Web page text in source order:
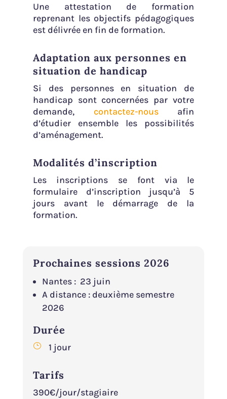
Une attestation de formation
reprenant les objectifs pédagogiques
est délivrée en fin de formation.
Adaptation aux personnes en
situation de handicap
Si des personnes en situation de
handicap sont concernées par votre
demande, contactez-nous afin
d’étudier ensemble les possibilités
d’aménagement.
Modalités d’inscription
Les inscriptions se font via le
formulaire d’inscription jusqu’à 5
jours avant le démarrage de la
formation.
Prochaines sessions 2026
Nantes : 23 juin
A distance : deuxième semestre
2026
Durée
} 1 jour
Tarifs
390€/jour/stagiaire